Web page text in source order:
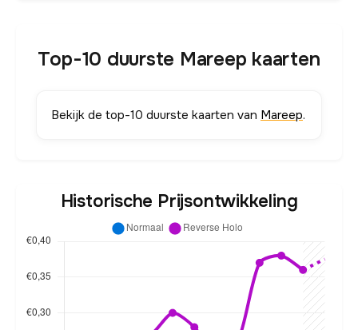
Top-10 duurste Mareep kaarten
Bekijk de top-10 duurste kaarten van Mareep.
Historische Prijsontwikkeling